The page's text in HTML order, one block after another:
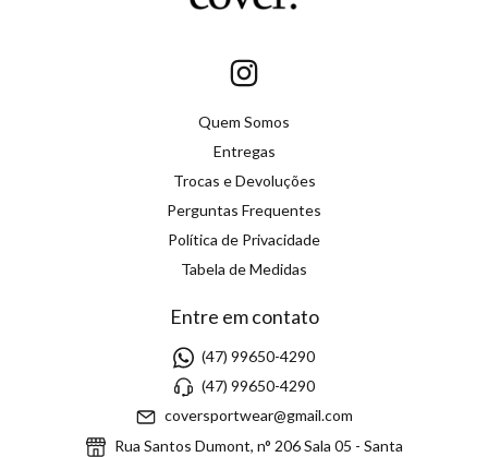
Quem Somos
Entregas
Trocas e Devoluções
Perguntas Frequentes
Política de Privacidade
Tabela de Medidas
Entre em contato
(47) 99650-4290
(47) 99650-4290
coversportwear@gmail.com
Rua Santos Dumont, n° 206 Sala 05 - Santa